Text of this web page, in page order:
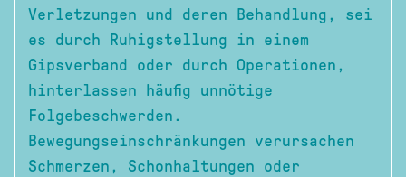
Verletzungen und deren Behandlung, sei
es durch Ruhigstellung in einem
Gipsverband oder durch Operationen,
hinterlassen häufig unnötige
Folgebeschwerden.
Bewegungseinschränkungen verursachen
Schmerzen, Schonhaltungen oder